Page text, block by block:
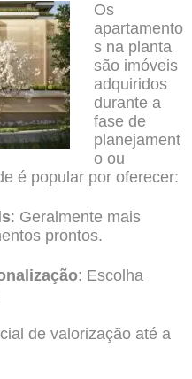
Os
apartamento
s na planta
são imóveis
adquiridos
durante a
fase de
planejament
o ou
é popular por oferecer:
: Geralmente mais
prontos.
: Escolha
de valorização até a